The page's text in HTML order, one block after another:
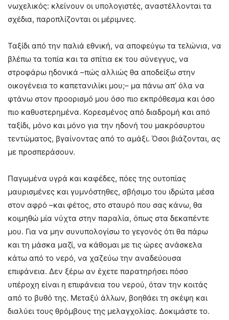
νωχελικός: κλείνουν οι υπολογιστές, αναστέλλονται τα
σχέδια, παροπλίζονται οι μέριμνες.
Ταξίδι από την παλιά εθνική, να αποφεύγω τα τελώνια, να
βλέπω τα τοπία και τα σπίτια εκ του σύνεγγυς, να
στροφάρω ηδονικά –πώς αλλιώς θα αποδείξω στην
οικογένεια το καπετανιλίκι μου;– μα πάνω απ’ όλα να
φτάνω στον προορισμό μου όσο πιο εκπρόθεσμα και όσο
πιο καθυστερημένα. Κορεσμένος από διαδρομή και από
ταξίδι, μόνο και μόνο για την ηδονή του μακρόσυρτου
τεντώματος, βγαίνοντας από το αμάξι. Όσοι βιάζονται, ας
με προσπεράσουν.
Παγωμένα υγρά και καφέδες, πόες της ουτοπίας
μαυρισμένες και γυμνόστηθες, σβήσιμο του ιδρώτα μέσα
στον αφρό –και φέτος, στο σταυρό που σας κάνω, θα
κοιμηθώ μία νύχτα στην παραλία, όπως στα δεκαπέντε
μου. Για να μην συνυπολογίσω το γεγονός ότι θα πάρω
και τη μάσκα μαζί, να κάθομαι με τις ώρες ανάσκελα
κάτω από το νερό, να χαζεύω την αναδεύουσα
επιφάνεια. Δεν ξέρω αν έχετε παρατηρήσει πόσο
υπέροχη είναι η επιφάνεια του νερού, όταν την κοιτάς
από το βυθό της. Μεταξύ άλλων, βοηθάει τη σκέψη και
διαλύει τους θρόμβους της μελαγχολίας. Δοκιμάστε το.